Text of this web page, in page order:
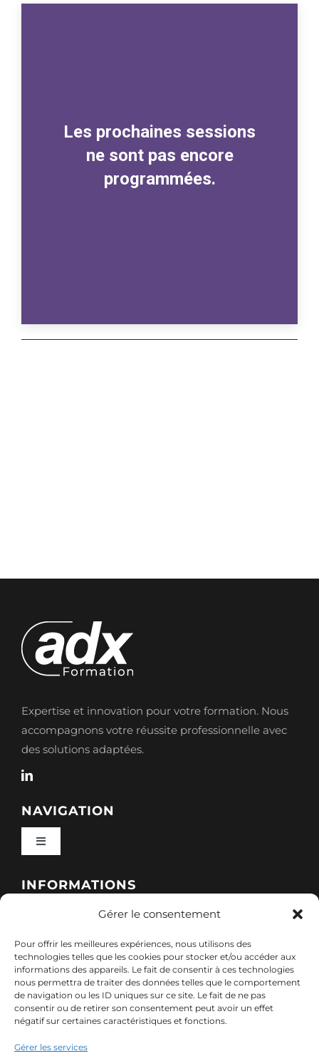
Gérer le consentement
Pour offrir les meilleures expériences, nous utilisons des
technologies telles que les cookies pour stocker et/ou accéder aux
informations des appareils. Le fait de consentir à ces technologies
nous permettra de traiter des données telles que le comportement
de navigation ou les ID uniques sur ce site. Le fait de ne pas
consentir ou de retirer son consentement peut avoir un effet
négatif sur certaines caractéristiques et fonctions.
Gérer les services
Les prochaines sessions
ne sont pas encore
programmées.
Expertise et innovation pour votre formation. Nous
accompagnons votre réussite professionnelle avec
des solutions adaptées.
NAVIGATION
Toggle
Qui sommes-nous ?
Nos sessions
Ressources
INFORMATIONS
Politique de cookies (UE)
Mentions légales
Politique de confidentialité des données (RGPD)
CONTACT
7, rue de Marigné-Peuton – 53200 Château-
Gontier
contact@adx-formation.com